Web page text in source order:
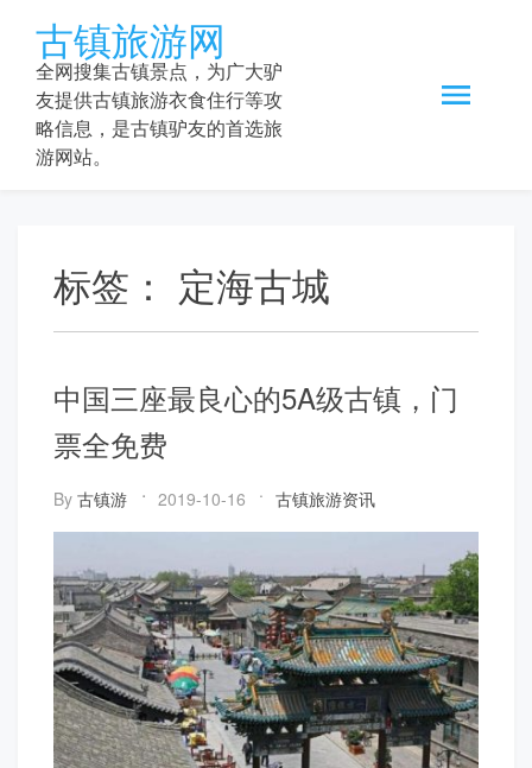
content
古镇旅游网
全网搜集古镇景点，为广大驴
友提供古镇旅游衣食住行等攻
略信息，是古镇驴友的首选旅
游网站。
标签： 定海古城
中国三座最良心的5A级古镇，门
票全免费
By 古镇游 2019-10-16 古镇旅游资讯